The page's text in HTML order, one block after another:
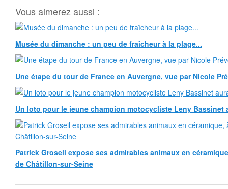
Vous aimerez aussi :
Musée du dimanche : un peu de fraîcheur à la plage...
Une étape du tour de France en Auvergne, vue par Nicole
Un loto pour le jeune champion motocycliste Leny Bassinet
Patrick Groseil expose ses admirables animaux en
de Châtillon-sur-Seine